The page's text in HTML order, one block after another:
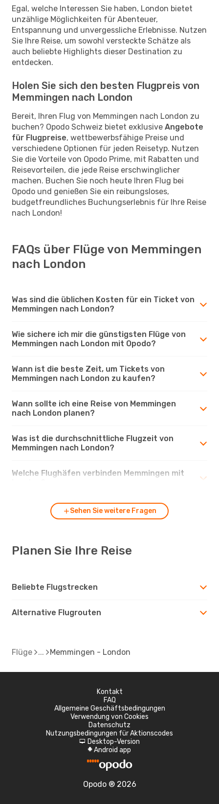
Egal, welche Interessen Sie haben, London bietet
unzählige Möglichkeiten für Abenteuer,
Entspannung und unvergessliche Erlebnisse. Nutzen
Sie Ihre Reise, um sowohl versteckte Schätze als
auch beliebte Highlights dieser Destination zu
entdecken.
Holen Sie sich den besten Flugpreis von
Memmingen nach London
Bereit, Ihren Flug von Memmingen nach London zu
buchen? Opodo Schweiz bietet exklusive Angebote
für Flugpreise, wettbewerbsfähige Preise und
verschiedene Optionen für jeden Reisetyp. Nutzen
Sie die Vorteile von Opodo Prime, mit Rabatten und
Reisevorteilen, die jede Reise erschwinglicher
machen. Buchen Sie noch heute Ihren Flug bei
Opodo und genießen Sie ein reibungsloses,
budgetfreundliches Buchungserlebnis für Ihre Reise
nach London!
FAQs über Flüge von Memmingen
nach London
Was sind die üblichen Kosten für ein Ticket von
Memmingen nach London?
Wie sichere ich mir die günstigsten Flüge von
Memmingen nach London mit Opodo?
Wann ist die beste Zeit, um Tickets von
Memmingen nach London zu kaufen?
Wann sollte ich eine Reise von Memmingen
nach London planen?
Was ist die durchschnittliche Flugzeit von
Memmingen nach London?
Welche Flughäfen verbinden Memmingen mit
Sehen Sie weitere Fragen
Planen Sie Ihre Reise
Beliebte Flugstrecken
Alternative Flugrouten
Flüge Memmingen - London
Kontakt
FAQ
Allgemeine Geschäftsbedingungen
Verwendung von Cookies
Datenschutz
Nutzungsbedingungen für Aktionscodes
d Desktop-Version
A Android app
Opodo ® 2026